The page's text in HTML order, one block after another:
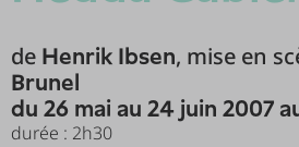
de Henrik Ibsen, mise en
Brunel
du 26 mai au 24 juin 2007
durée : 2h30